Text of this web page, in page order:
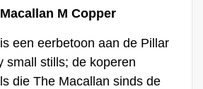
M Copper
een eerbetoon aan de Pillar
small stills; de koperen
die The Macallan sinds de